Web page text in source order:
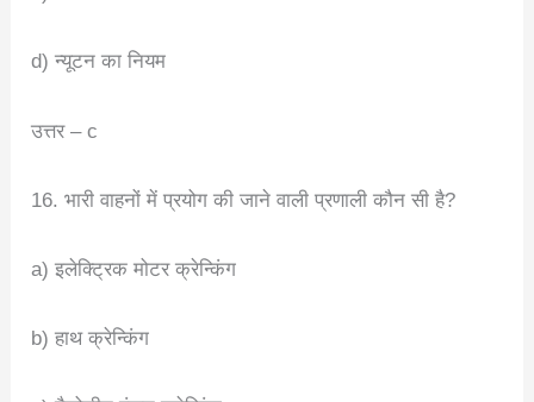
d) न्यूटन का नियम
उत्तर – c
16. भारी वाहनों में प्रयोग की जाने वाली प्रणाली कौन सी है?
a) इलेक्ट्रिक मोटर क्रेन्किंग
b) हाथ क्रेन्किंग